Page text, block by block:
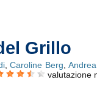
Grillo
,Caroline Berg
valutazione